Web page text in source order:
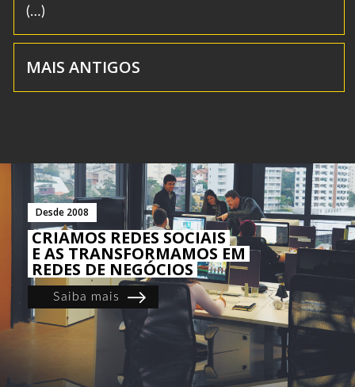
(…)
MAIS ANTIGOS
Desde 2008
CRIAMOS REDES SOCIAIS
E AS TRANSFORMAMOS EM
REDES DE NEGÓCIOS
Saiba mais